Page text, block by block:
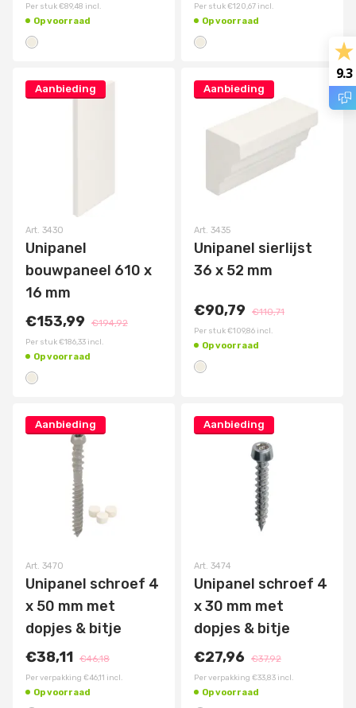
Per stuk€89,48 incl.
Op voorraad
Per stuk€120,67 incl.
Op voorraad
Aanbieding
Art. 3430
Unipanel
bouwpaneel 610 x
16 mm
€153,99 €194,92
Per stuk€186,33 incl.
Op voorraad
Aanbieding
Art. 3435
Unipanel sierlijst
36 x 52 mm
€90,79 €110,71
Per stuk€109,86 incl.
Op voorraad
Aanbieding
Art. 3470
Unipanel schroef 4
x 50 mm met
dopjes & bitje
€38,11 €46,18
Per verpakking €46,11 incl.
Op voorraad
Aanbieding
Art. 3474
Unipanel schroef 4
x 30 mm met
dopjes & bitje
€27,96 €37,92
Per verpakking €33,83 incl.
Op voorraad
9.3